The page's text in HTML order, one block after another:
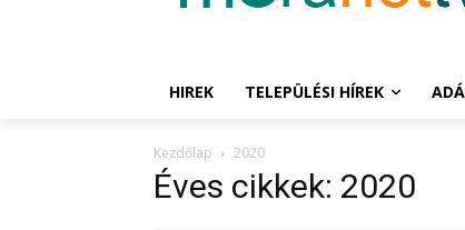
HIREK TELEPÜLÉSI HÍREK
Kezdőlap 2020
Éves cikkek: 2020